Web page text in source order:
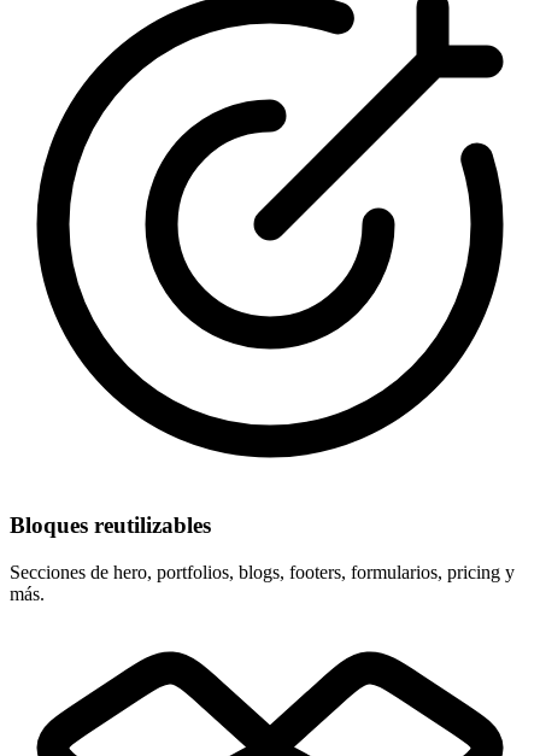
Bloques reutilizables
Secciones de hero, portfolios, blogs, footers, formularios, pricing y
más.